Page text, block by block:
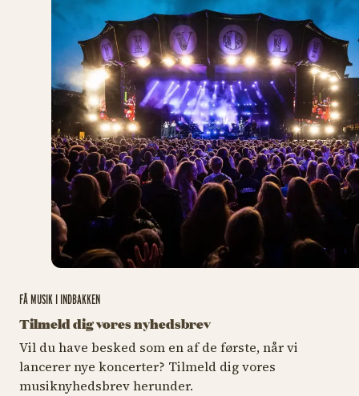
FÅ MUSIK I INDBAKKEN
Tilmeld dig vores nyhedsbrev
Vil du have besked som en af de første, når vi
lancerer nye koncerter? Tilmeld dig vores
musiknyhedsbrev herunder.